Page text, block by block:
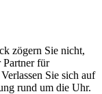
zögern Sie nicht,
Partner für
Sie sich auf
rund um die Uhr.